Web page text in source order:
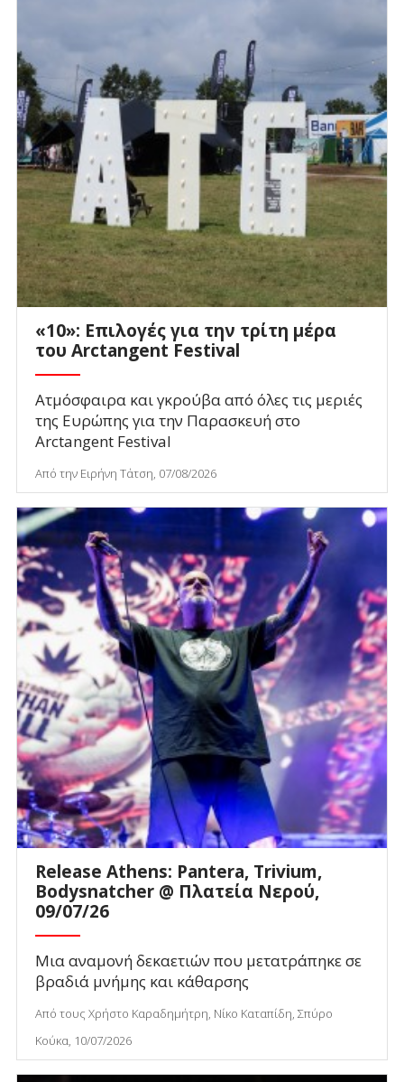
«10»: Επιλογές για την τρίτη μέρα
του Arctangent Festival
Ατμόσφαιρα και γκρούβα από όλες τις μεριές
της Ευρώπης για την Παρασκευή στο
Arctangent Festival
Από την Ειρήνη Τάτση, 07/08/2026
Release Athens: Pantera, Trivium,
Bodysnatcher @ Πλατεία Νερού,
09/07/26
Μια αναμονή δεκαετιών που μετατράπηκε σε
βραδιά μνήμης και κάθαρσης
Από τους Χρήστο Καραδημήτρη, Νίκο Καταπίδη, Σπύρο
Κούκα, 10/07/2026